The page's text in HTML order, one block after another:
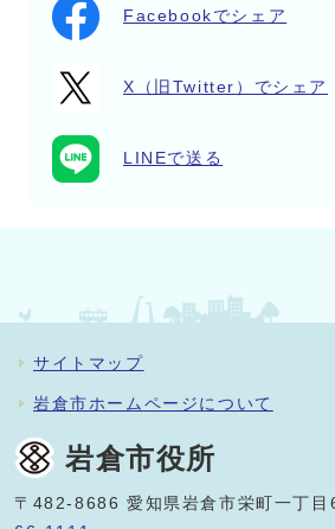
Facebookでシェア
X（旧Twitter）でシェア
LINEで送る
サイトマップ
岩倉市ホームページについて
岩倉市役所
〒482-8686 愛知県岩倉市栄町一丁